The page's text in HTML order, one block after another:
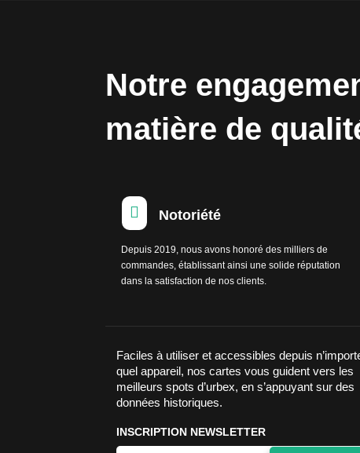
Notre
matière de
 Notoriété
Depuis 2019, nous avons honoré des milliers de
commandes, établissant ainsi une solide réputation
dans la satisfaction de nos clients.
Faciles à utiliser et accessibles depuis
quel appareil, nos cartes vous guident vers les
meilleurs spots d’urbex, en s’appuyant sur des
données historiques.
INSCRIPTION NEWSLETTER